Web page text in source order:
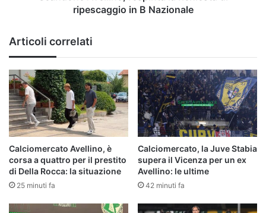
ripescaggio in B Nazionale
Articoli correlati
Calciomercato Avellino, è
corsa a quattro per il prestito
di Della Rocca: la situazione
25 minuti fa
Calciomercato, la Juve Stabia
supera il Vicenza per un ex
Avellino: le ultime
42 minuti fa